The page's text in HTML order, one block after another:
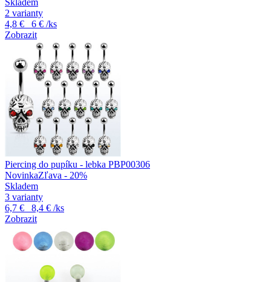
Skladem
2 varianty
4,8 €
6 € /ks
Zobrazit
Piercing do pupíku - lebka PBP00306
NovinkaZľava - 20%
Skladem
3 varianty
6,7 €
8,4 € /ks
Zobrazit